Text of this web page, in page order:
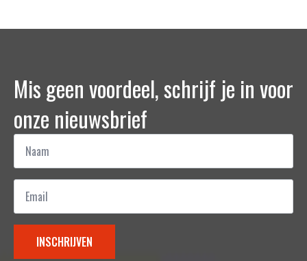
Mis geen voordeel, schrijf je in voor
onze nieuwsbrief
Naam
Email
INSCHRIJVEN